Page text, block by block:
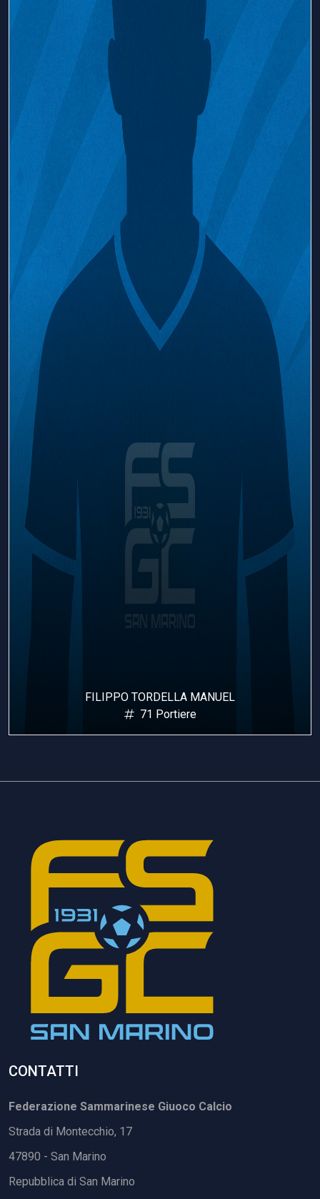
DEPAOLI FEDERICO
2 Difensore
CONTATTI
Federazione Sammarinese Giuoco Calcio
Strada di Montecchio, 17
47890 - San Marino
Repubblica di San Marino